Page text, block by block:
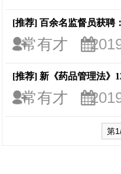
[推荐] 百余名监督员获聘
常有才
[推荐] 新《药品管理法》
常有才
第